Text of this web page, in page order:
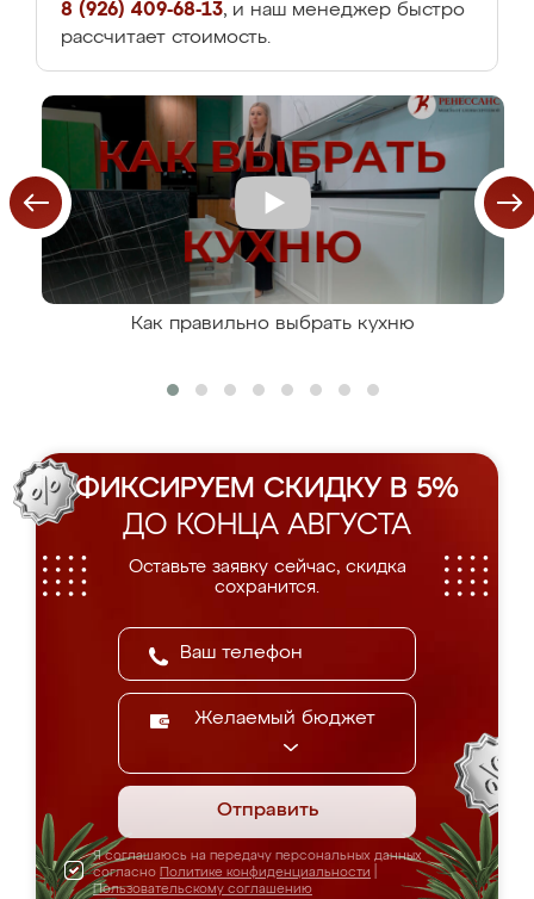
8 (926) 409-68-13, и наш менеджер быстро
рассчитает стоимость.
Как правильно выбрать кухню
ФИКСИРУЕМ СКИДКУ В 5%
ДО КОНЦА АВГУСТА
Оставьте заявку сейчас, скидка
сохранится.
Желаемый бюджет
Отправить
Я соглашаюсь на передачу персональных данных
согласно Политике конфиденциальности
Пользовательскому соглашению